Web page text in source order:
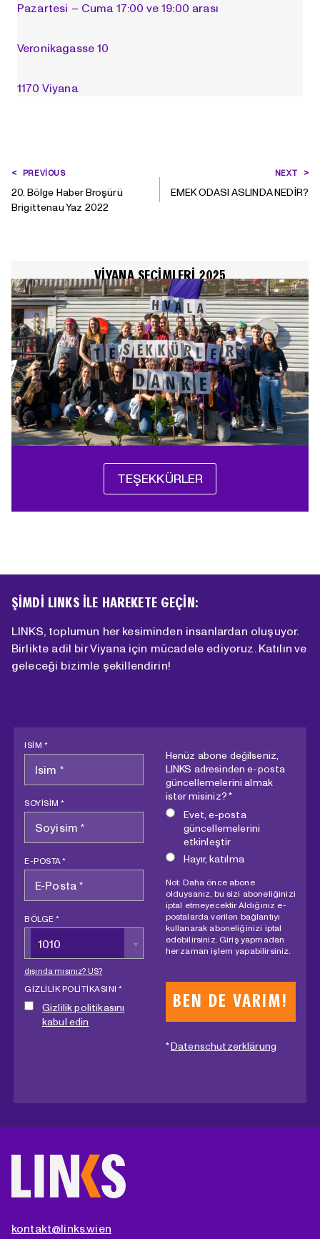
Pazartesi – Cuma 17:00 ve 19:00 arası
Veronikagasse 10
1170 Viyana
YAZI
GEZINMESI
PREVIOUS
20. Bölge Haber Broşürü
Brigittenau Yaz 2022
NEXT
EMEK ODASI ASLINDA NEDİR?
VIYANA SEÇIMLERI 2025
TEŞEKKÜRLER
ŞIMDI LINKS ILE HAREKETE GEÇIN:
LINKS, toplumun her kesiminden insanlardan oluşuyor.
Birlikte adil bir Viyana için mücadele ediyoruz. Katılın ve
geleceği bizimle şekillendirin!
ISIM *
SOYISIM *
E-POSTA *
BÖLGE *
1010
dışında mısınız? US?
GIZLILIK POLITIKASINI *
Gizlilik politikasını
kabul edin
Henüz abone değilseniz,
LINKS adresinden e-posta
güncellemelerini almak
ister misiniz? *
Evet, e-posta
güncellemelerini
etkinleştir
Hayır, katılma
Not: Daha önce abone
olduysanız, bu sizi aboneliğinizi
iptal etmeyecektir. Aldığınız e-
postalarda verilen bağlantıyı
kullanarak aboneliğinizi iptal
edebilirsiniz. Giriş yapmadan
her zaman işlem yapabilirsiniz.
*Datenschutzerklärung
kontakt@links.wien